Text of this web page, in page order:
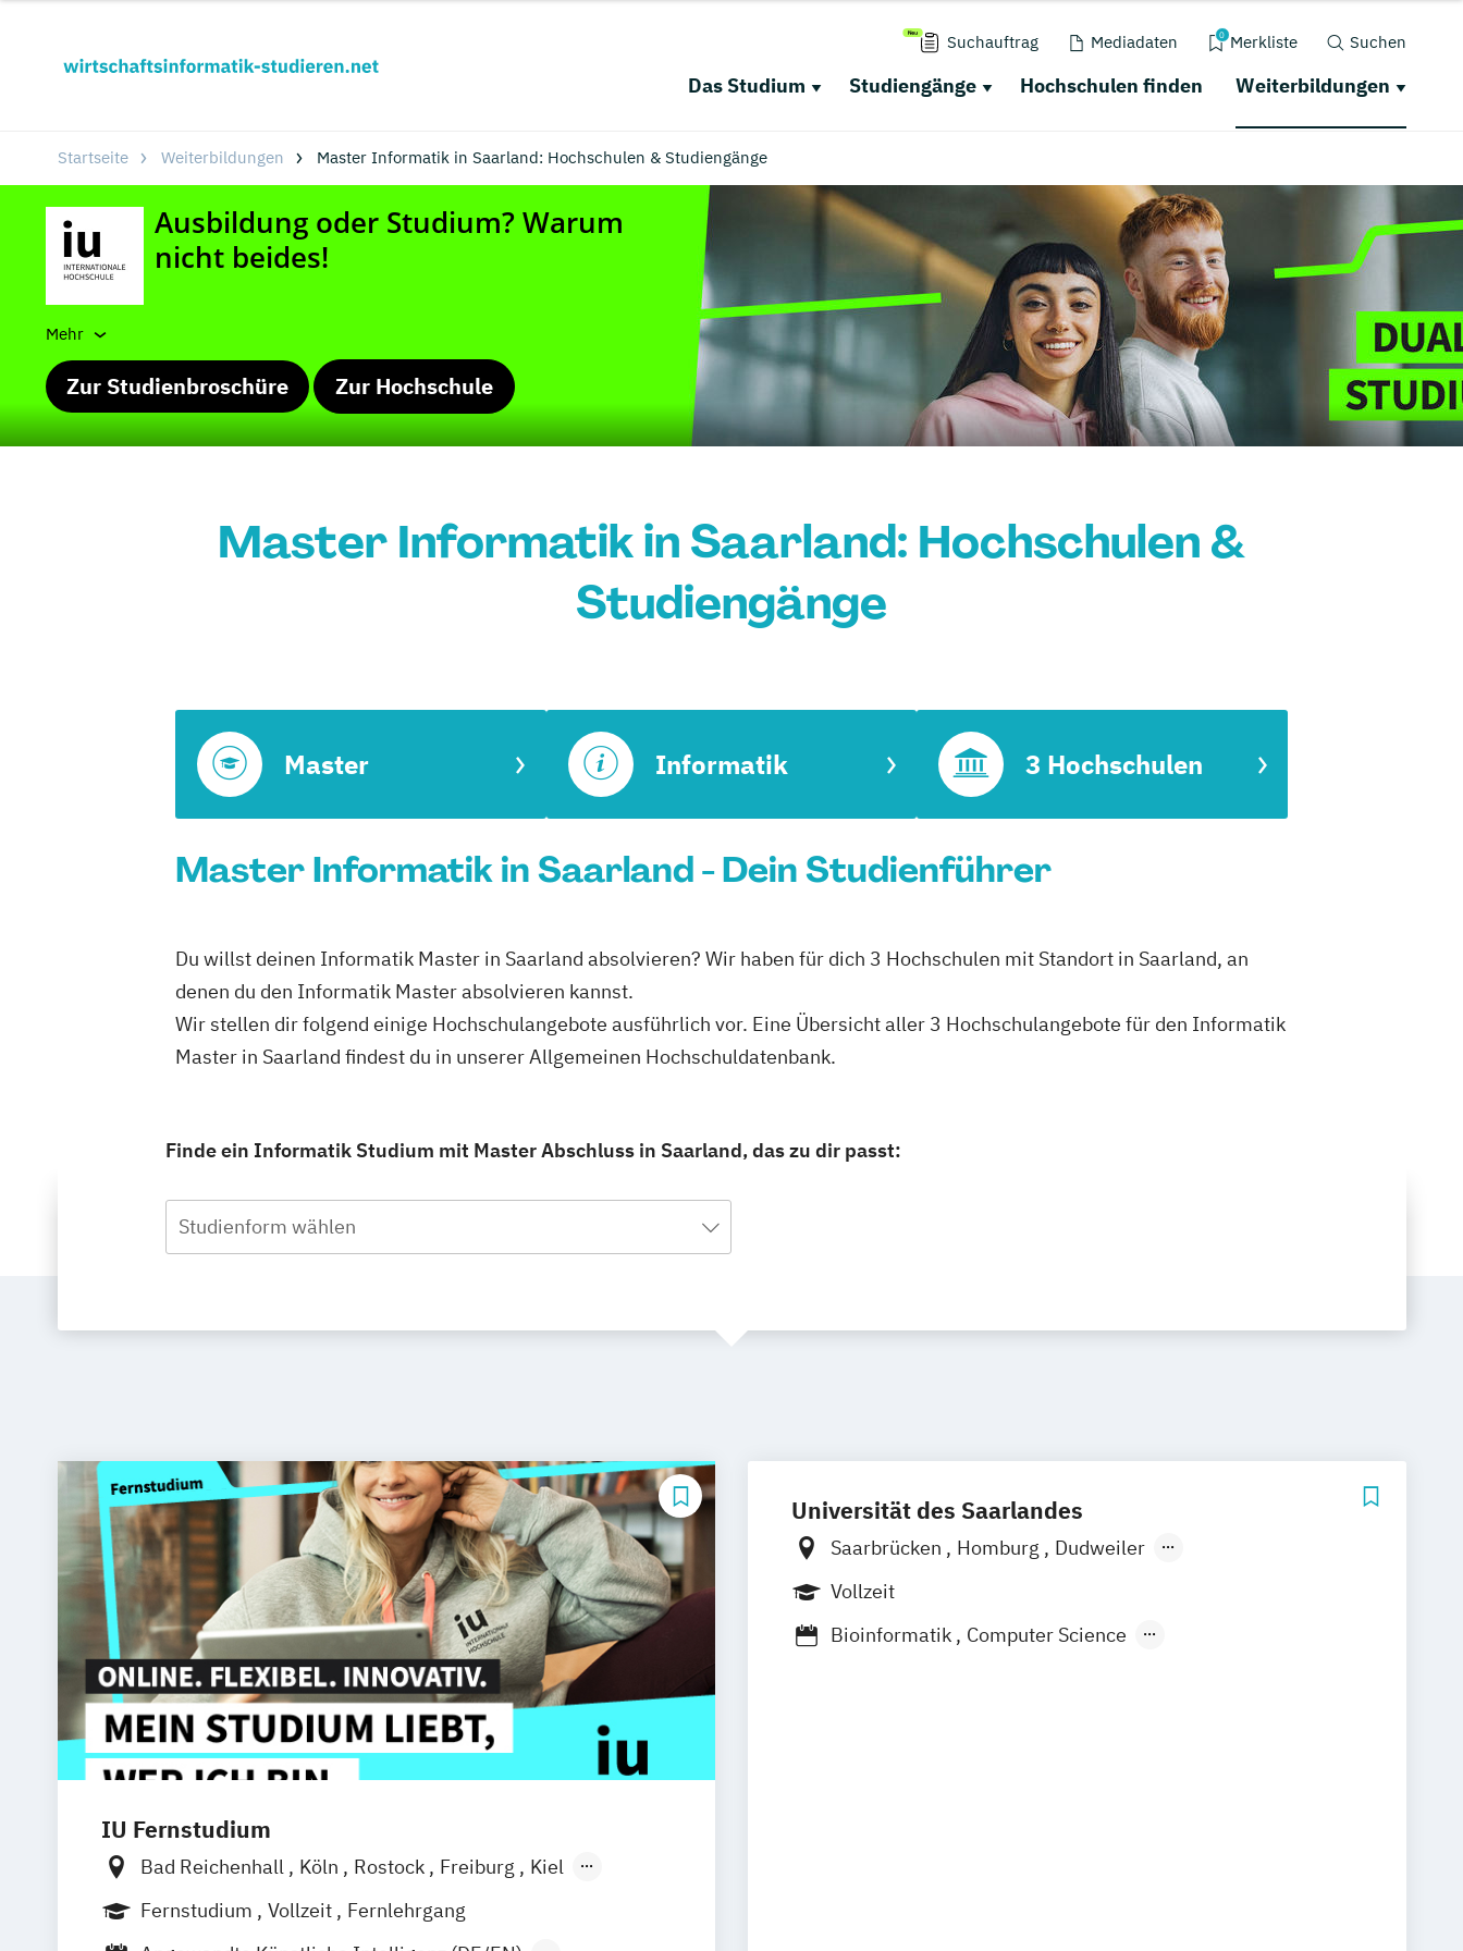
Suchauftrag Mediadaten 0 Merkliste Suchen
Das Studium Studiengänge Hochschulen finden Weiterbildungen
Startseite Weiterbildungen Master Informatik in Saarland: Hochschulen & Studiengänge
Mehr
Zur Studienbroschüre Zur Hochschule
Master Informatik in Saarland: Hochschulen &
Studiengänge
Master Informatik 3 Hochschulen
Master Informatik in Saarland - Dein Studienführer
Du willst deinen Informatik Master in Saarland absolvieren? Wir haben für dich 3 Hochschulen mit Standort in Saarland, an
denen du den Informatik Master absolvieren kannst.
Wir stellen dir folgend einige Hochschulangebote ausführlich vor. Eine Übersicht aller 3 Hochschulangebote für den Informatik
Master in Saarland findest du in unserer Allgemeinen Hochschuldatenbank.
Finde ein Informatik Studium mit Master Abschluss in Saarland, das zu dir passt:
Studienform wählen
IU Fernstudium
Bad Reichenhall Köln Rostock Freiburg
Kiel
Frankfurt am Main
Stuttgart
Bielefeld Deggendorf Karlsruhe
Fernstudium Vollzeit
Fernlehrgang
Universität des Saarlandes
Saarbrücken Homburg
Dudweiler
in Kooperation mit der TU Kaiserslautern
Vollzeit
Bioinformatik
Computer Science